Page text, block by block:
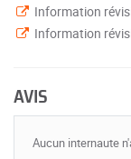
Information
Information
AVIS
Aucun internaute